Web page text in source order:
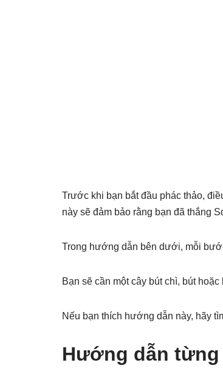
Trước khi bạn bắt đầu phác thảo,
này sẽ đảm bảo rằng bạn đã thắng
Trong hướng dẫn bên dưới, mỗi
Bạn sẽ cần một cây bút chì, bút
Nếu bạn thích hướng dẫn này, hãy
Hướng dẫn